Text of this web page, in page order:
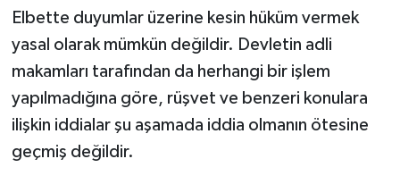
Elbette duyumlar üzerine kesin hüküm vermek
yasal olarak mümkün değildir. Devletin adli
makamları tarafından da herhangi bir işlem
yapılmadığına göre, rüşvet ve benzeri konulara
ilişkin iddialar şu aşamada iddia olmanın ötesine
geçmiş değildir.